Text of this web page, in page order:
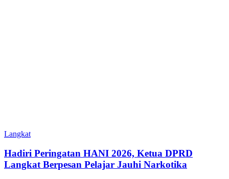
Langkat
Hadiri Peringatan HANI 2026, Ketua DPRD
Langkat Berpesan Pelajar Jauhi Narkotika